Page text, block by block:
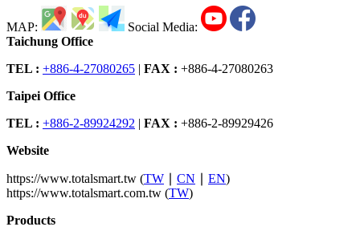
MAP:
Social Media:
Taichung Office
TEL : +886-4-27080265 | FAX : +886-4-27080263
Taipei Office
TEL : +886-2-89924292 | FAX : +886-2-89929426
Website
https://www.totalsmart.tw (TW CN EN)
https://www.totalsmart.com.tw (TW)
Products